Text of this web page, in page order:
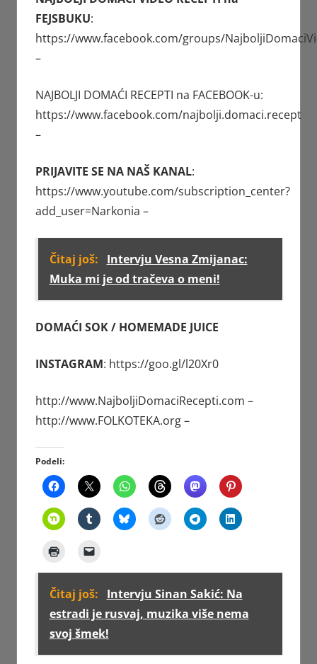
FEJSBUKU:
https://www.facebook.com/groups/
–
NAJBOLJI DOMAĆI RECEPTI na FACEBOOK-u:
https://www.facebook.com/najbolji.domaci.recept
–
PRIJAVITE SE NA NAŠ KANAL:
https://www.youtube.com/subscription_center?
add_user=Narkonia –
Čitaj još:
Intervju Vesna Zmijanac:
Muka mi je od tračeva o meni!
DOMAĆI SOK / HOMEMADE JUICE
INSTAGRAM: https://goo.gl/l20Xr0
http://www.NajboljiDomaciRecepti.com –
http://www.FOLKOTEKA.org–
Podeli:
Čitaj još:
Intervju Sinan Sakić: Na
estradi je rusvaj, muzika više nema
svoj šmek!